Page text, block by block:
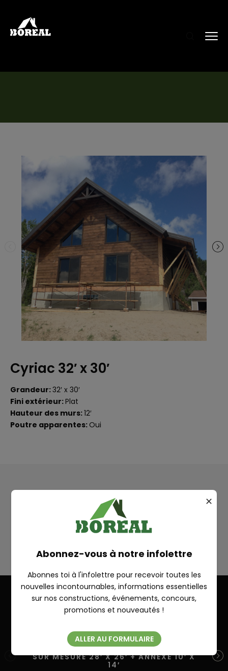
Cyriac 32′ x 30′
Grandeur:32′ x 30′
Fini extérieur:Plat
Hauteur des murs:12′
Poutre apparentes: Oui
Plan
Autres réalisations
SUR MESURE 28′ X 26′ + ANNEXE 10′ X
14′
Abonnez-vous à notre infolettre
Abonnes toi à l'infolettre pour recevoir toutes les
nouvelles incontournables, informations essentielles
sur nos constructions, événements, concours,
promotions et nouveautés !
ALLER AU FORMULAIRE
✕
Fermer